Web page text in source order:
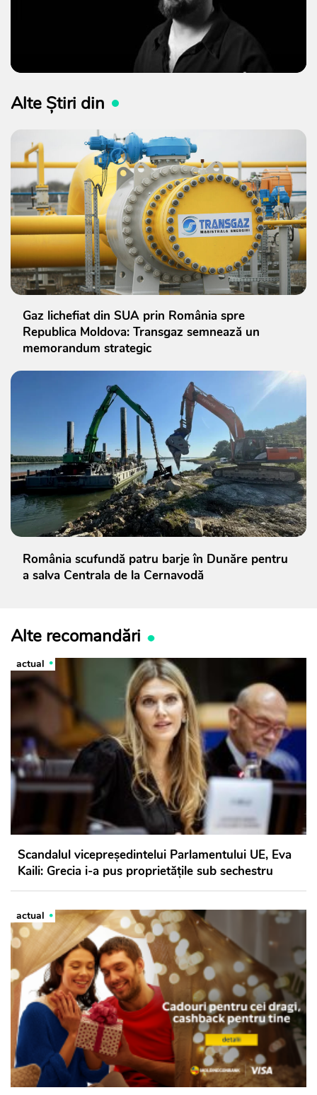
Alte Știri din
Gaz lichefiat din SUA prin România spre
Republica Moldova: Transgaz semnează un
memorandum strategic
România scufundă patru barje în Dunăre pentru
a salva Centrala de la Cernavodă
Alte recomandări
actual
Scandalul vicepreședintelui Parlamentului UE, Eva
Kaili: Grecia i-a pus proprietățile sub sechestru
actual